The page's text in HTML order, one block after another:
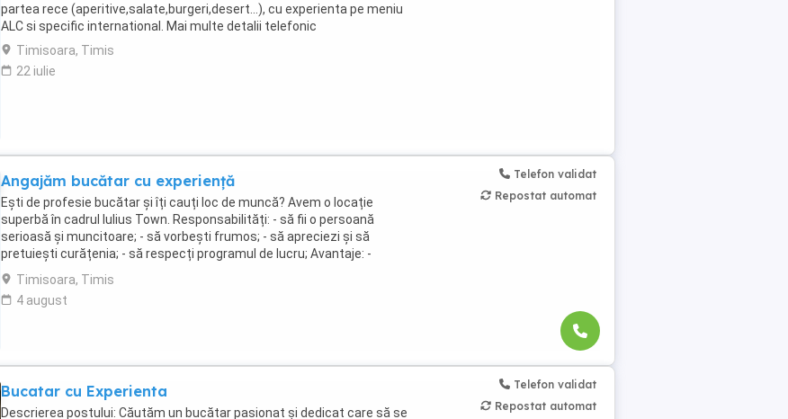
partea rece (aperitive,salate,burgeri,desert...), cu experienta pe meniu
ALC si specific international. Mai multe detalii telefonic
Timisoara, Timis
22 iulie
Angajăm bucătar cu experiență
Ești de profesie bucătar și îți cauți loc de muncă? Avem o locație
superbă în cadrul Iulius Town. Responsabilități: - să fii o persoană
serioasă și muncitoare; - să vorbești frumos; - să apreciezi și să
pretuiești curățenia; - să respecți programul de lucru; Avantaje: -
salariul este fix + bonusuri; - ...
Timisoara, Timis
4 august
Telefon validat
Repostat automat
Bucatar cu Experienta
Descrierea postului: Căutăm un bucătar pasionat și dedicat care să se
Telefon validat
Repostat automat